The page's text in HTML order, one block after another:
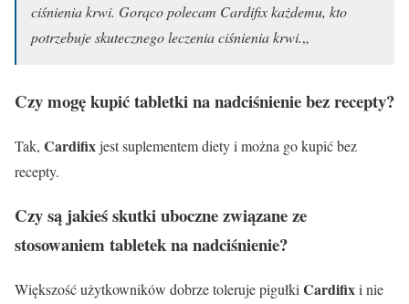
ciśnienia krwi. Gorąco polecam Cardifix każdemu, kto
potrzebuje skutecznego leczenia ciśnienia krwi.„
Czy mogę kupić tabletki na nadciśnienie bez recepty?
Tak, Cardifixjest suplementem diety i można go kupić bez
recepty.
Czy są jakieś skutki uboczne związane ze
stosowaniem tabletek na nadciśnienie?
Większość użytkowników dobrze toleruje pigułki Cardifixi nie